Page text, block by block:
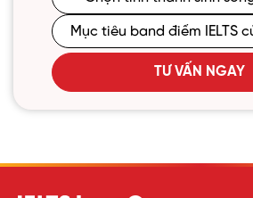
TƯ VẤN NGAY